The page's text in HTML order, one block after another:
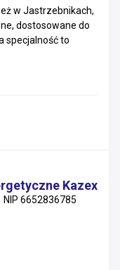
w Jastrzebnikach,
dostosowane do
specjalność to
Kazex
NIP 6652836785